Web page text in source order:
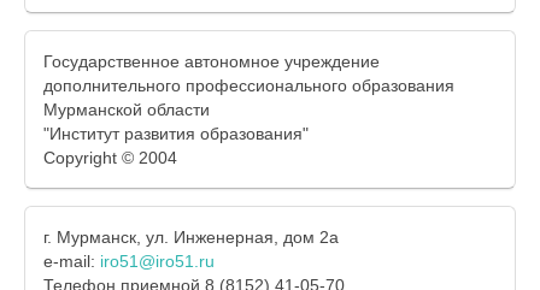
Государственное автономное учреждение
дополнительного профессионального образования
Мурманской области
"Институт развития образования"
Copyright © 2004
г. Мурманск, ул. Инженерная, дом 2а
e-mail: iro51@iro51.ru
Телефон приемной 8 (8152) 41-05-70